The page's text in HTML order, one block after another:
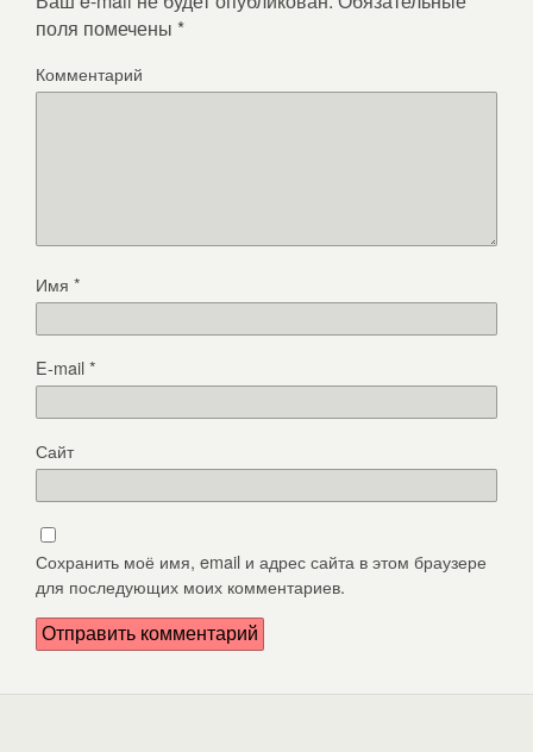
поля помечены *
Комментарий
Имя *
E-mail*
Сайт
Сохранить моё имя, email и адрес сайта в этом браузере
для последующих моих комментариев.